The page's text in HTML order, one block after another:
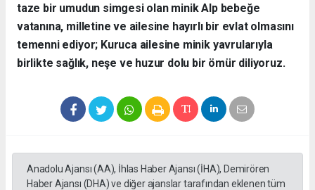
taze bir umudun simgesi olan minik Alp bebeğe
vatanına, milletine ve ailesine hayırlı bir evlat olmasını
temenni ediyor; Kuruca ailesine minik yavrularıyla
birlikte sağlık, neşe ve huzur dolu bir ömür diliyoruz.
Anadolu Ajansı (AA), İhlas Haber Ajansı (İHA), Demirören
Haber Ajansı (DHA) ve diğer ajanslar tarafından eklenen tüm